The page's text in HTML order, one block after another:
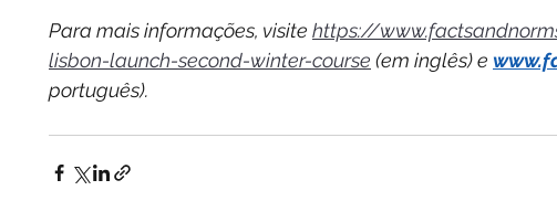
Para mais informações, visite https://
lisbon-launch-second-winter-course (em inglês) e
português).